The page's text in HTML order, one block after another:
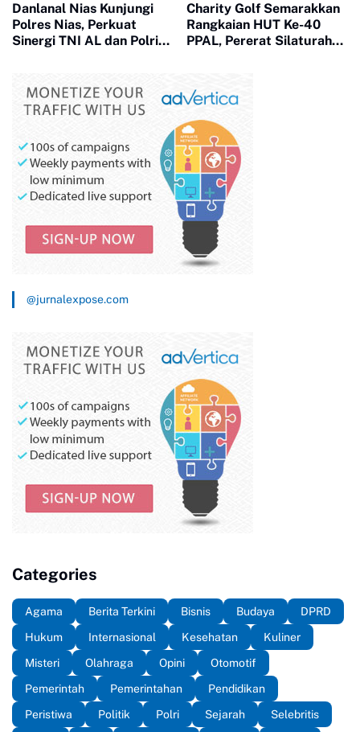
Danlanal Nias Kunjungi
Polres Nias, Perkuat
Sinergi TNI AL dan Polri
Charity Golf Semarakkan
Rangkaian HUT Ke-40
PPAL, Pererat Silaturahmi
@jurnalexpose.com
Categories
Agama Berita Terkini Bisnis Budaya
DPRD
Hukum
Internasional Kesehatan
Kuliner
Misteri
Olahraga Opini
Otomotif
Pemerintah
Pemerintahan
Pendidikan
Peristiwa
Politik Polri Sejarah
Selebritis